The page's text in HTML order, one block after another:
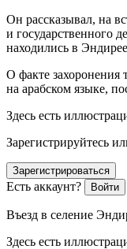
Он рассказывал, на
и государственного
находились в
О факте захоронения
на арабском языке,
Здесь есть
Зарегистрируйтесь
Зарегистрироваться
Есть аккаунт? Войти
Въезд в селение
Здесь есть